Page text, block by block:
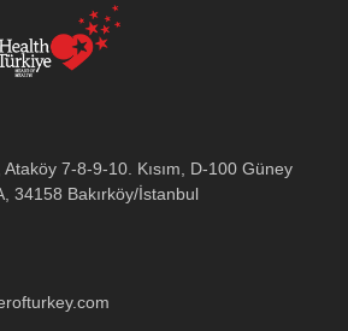
7-8-9-10. Kısım, D-100 Güney
34158 Bakırköy/İstanbul